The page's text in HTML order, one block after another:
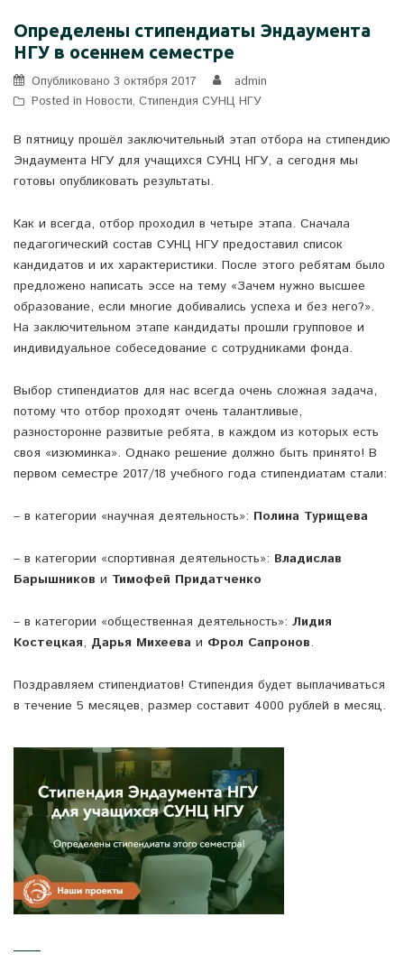
Определены стипендиаты Эндаумента
НГУ в осеннем семестре
Опубликовано 3 октября 2017
admin
Posted in Новости, Стипендия СУНЦ НГУ
В пятницу прошёл заключительный этап отбора на стипендию
Эндаумента НГУ для учащихся СУНЦ НГУ, а сегодня мы
готовы опубликовать результаты.
Как и всегда, отбор проходил в четыре этапа. Сначала
педагогический состав СУНЦ НГУ предоставил список
кандидатов и их характеристики. После этого ребятам было
предложено написать эссе на тему «Зачем нужно высшее
образование, если многие добивались успеха и без него?».
На заключительном этапе кандидаты прошли групповое и
индивидуальное собеседование с сотрудниками фонда.
Выбор стипендиатов для нас всегда очень сложная задача,
потому что отбор проходят очень талантливые,
разносторонне развитые ребята, в каждом из которых есть
своя «изюминка». Однако решение должно быть принято! В
первом семестре 2017/18 учебного года стипендиатам стали:
– в категории «научная деятельность»: Полина Турищева
– в категории «спортивная деятельность»: Владислав
Барышников и Тимофей Придатченко
– в категории «общественная деятельность»: Лидия
Костецкая, Дарья Михеева и Фрол Сапронов.
Поздравляем стипендиатов! Стипендия будет выплачиваться
в течение 5 месяцев, размер составит 4000 рублей в месяц.